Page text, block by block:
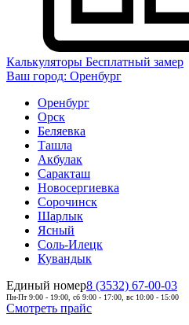
Калькуляторы Бесплатный замер
Ваш город: Оренбург
Оренбург
Орск
Беляевка
Ташла
Акбулак
Саракташ
Новосергиевка
Сорочинск
Шарлык
Ясный
Соль-Илецк
Кувандык
Единый номер8 (3532) 67-00-03
Пн-Пт 9:00 - 19:00, сб 9:00 - 17:00, вс 10:00 - 15:00
Смотреть прайс